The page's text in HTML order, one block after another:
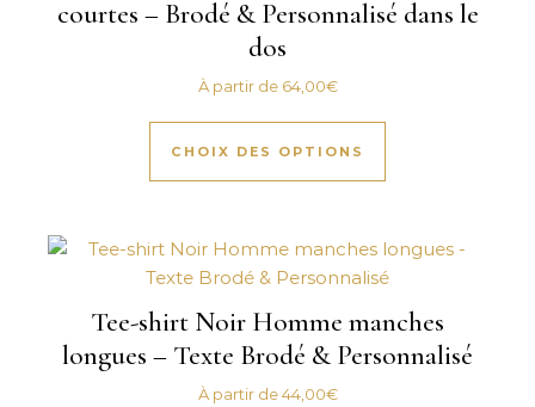
courtes – Brodé & Personnalisé dans le
dos
À partir de 64,00€
CHOIX DES OPTIONS
Ce produit a
Tee-shirt Noir Homme manches
longues – Texte Brodé & Personnalisé
À partir de44,00€